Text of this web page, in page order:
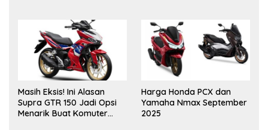
Masih Eksis! Ini Alasan
Supra GTR 150 Jadi Opsi
Menarik Buat Komuter
Harga Honda PCX dan
Yamaha Nmax September
2025